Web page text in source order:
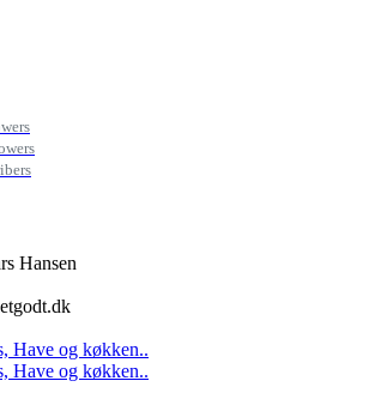
Hansen
Have og køkken..
Have og køkken..